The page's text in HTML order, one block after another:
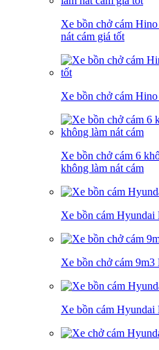
Xe bồn chở cám
nát cám giá tốt
Xe bồn chở cám
Xe bồn chở cám 6
không làm nát cám
Xe bồn cám
Xe bồn chở cám 9m3
Xe bồn cám